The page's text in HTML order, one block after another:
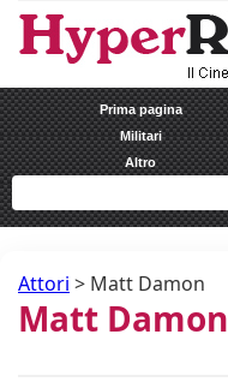
Prima pagina
Militari
Altro
Attori > Matt Damon
Matt Damon